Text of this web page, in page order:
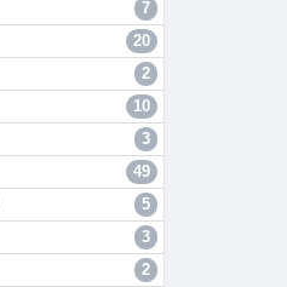
7
20
2
10
3
49
5
3
2